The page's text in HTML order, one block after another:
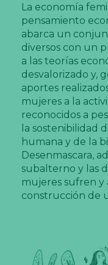
La economía
pensamiento
abarca un
diversos con un
a las teorías
desvalorizado y,
aportes
mujeres a la
reconocidos a
la sostenibilidad
humana y de la
Desenmascara,
subalterno y las
mujeres sufren y
construcción de